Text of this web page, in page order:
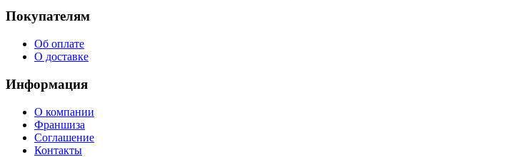
Покупателям
Об оплате
О доставке
Информация
О компании
Франшиза
Соглашение
Контакты